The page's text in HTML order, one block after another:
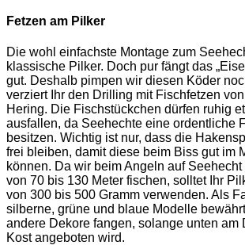
Fetzen am Pilker
Die wohl einfachste Montage zum
klassische Pilker. Doch pur fängt das
gut. Deshalb pimpen wir diesen Köder
verziert Ihr den Drilling mit Fischfetzen
Hering. Die Fischstückchen dürfen ruhig
ausfallen, da Seehechte eine ordentliche
besitzen. Wichtig ist nur, dass die
frei bleiben, damit diese beim Biss gut im
können. Da wir beim Angeln auf
von 70 bis 130 Meter fischen, solltet Ihr
von 300 bis 500 Gramm verwenden. Als
silberne, grüne und blaue Modelle
andere Dekore fangen, solange unten am
Kost angeboten wird.